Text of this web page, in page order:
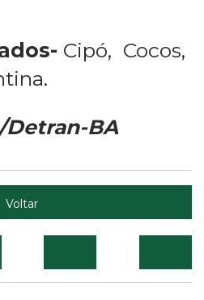
Cipó, Cocos,
Detran-BA
Voltar